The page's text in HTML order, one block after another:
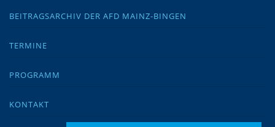
BEITRAGSARCHIV DER AFD MAINZ-BINGEN
TERMINE
PROGRAMM
KONTAKT